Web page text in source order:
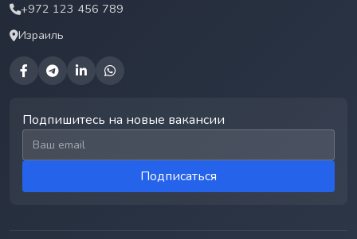
+972 123 456 789
Израиль
Подпишитесь на новые вакансии
Email для подписки
Подписаться